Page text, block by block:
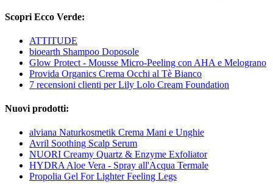
Scopri Ecco Verde:
ATTITUDE
bioearth Shampoo Doposole
Glow Protect - Mousse Micro-Peeling con AHA e Melograno
Provida Organics Crema Occhi al Tè Bianco
7 recensioni clienti per Lily Lolo Cream Foundation
Nuovi prodotti:
alviana Naturkosmetik Crema Mani e Unghie
Avril Soothing Scalp Serum
NUORI Creamy Quartz & Enzyme Exfoliator
HYDRA Aloe Vera - Spray all'Acqua Termale
Propolia Gel For Lighter Feeling Legs